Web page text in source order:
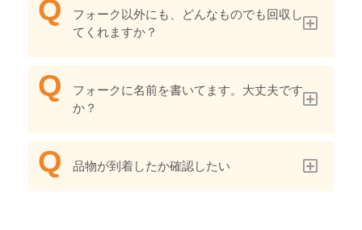
フォーク以外にも、どんなものでも回収し
てくれますか？
フォークに名前を書いてます。大丈夫です
か？
品物が到着したか確認したい